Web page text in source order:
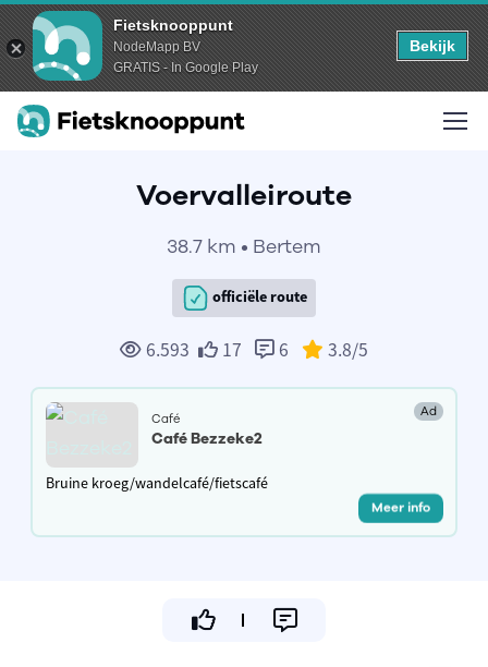
Fietsknooppunt
NodeMapp BV
GRATIS - In Google Play
Bekijk
Voervalleiroute
38.7 km • Bertem
officiële route
6.593 17 6 3.8/5
Café Ad
Café Bezzeke2
Bruine kroeg/wandelcafé/fietscafé
Meer info